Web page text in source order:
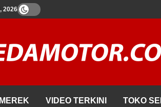
2026
MEREK VIDEO TERKINI TOKO